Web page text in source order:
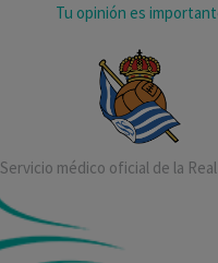
Tu opinión es
Servicio médico oficial de la